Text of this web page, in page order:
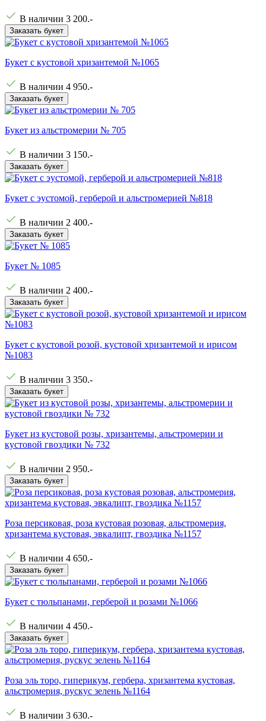
В наличии 3 200.-
Заказать букет
Букет с кустовой хризантемой №1065
В наличии 4 950.-
Заказать букет
Букет из альстромерии № 705
В наличии 3 150.-
Заказать букет
Букет с эустомой, герберой и альстромерией №818
В наличии 2 400.-
Заказать букет
Букет № 1085
В наличии 2 400.-
Заказать букет
Букет с кустовой розой, кустовой хризантемой и ирисом
№1083
В наличии 3 350.-
Заказать букет
Букет из кустовой розы, хризантемы, альстромерии и
кустовой гвоздики № 732
В наличии 2 950.-
Заказать букет
Роза персиковая, роза кустовая розовая, альстромерия,
хризантема кустовая, эвкалипт, гвоздика №1157
В наличии 4 650.-
Заказать букет
Букет с тюльпанами, герберой и розами №1066
В наличии 4 450.-
Заказать букет
Роза эль торо, гиперикум, гербера, хризантема кустовая,
альстромерия, рускус зелень №1164
В наличии 3 630.-